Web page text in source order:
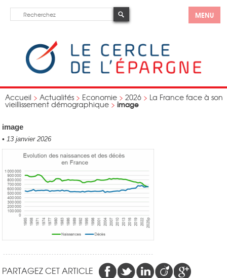
MENU
Accueil > Actualités > Economie > 2026 > La France face à son
vieillissement démographique > image
image
• 13 janvier 2026
PARTAGEZ CET ARTICLE